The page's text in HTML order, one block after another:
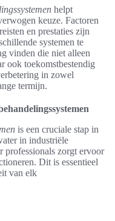
helpt
keuze. Factoren
en prestaties zijn
systemen te
vinden die niet alleen
ook toekomstbestendig
in zowel
termijn.
is een cruciale stap in
in industriële
professionals zorgt ervoor
Dit is essentieel
van elk